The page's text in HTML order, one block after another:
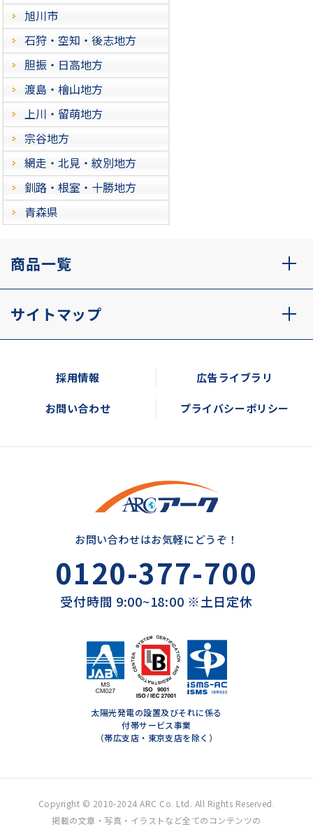
旭川市
石狩・空知・後志地方
胆振・日高地方
渡島・檜山地方
上川・留萌地方
宗谷地方
網走・北見・紋別地方
釧路・根室・十勝地方
青森県
商品一覧
サイトマップ
採用情報 広告ライブラリ
お問い合わせ プライバシーポリシー
お問い合わせはお気軽にどうぞ！
0120-377-700
受付時間 9:00~18:00 ※土日定休
太陽光発電の設置及びそれに係る
付帯サービス事業
（帯広支店・東京支店を除く）
Copyright © 2010-2024 ARC Co. Ltd. All Rights Reserved.
掲載の文章・写真・イラストなど全てのコンテンツの